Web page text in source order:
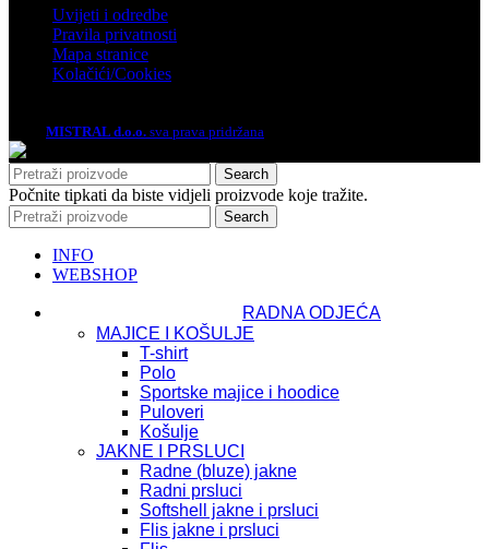
Uvijeti i odredbe
Pravila privatnosti
Mapa stranice
Kolačići/Cookies
MISTRAL d.o.o. sva prava pridržana
Search
Počnite tipkati da biste vidjeli proizvode koje tražite.
Search
INFO
WEBSHOP
RADNA ODJEĆA
MAJICE I KOŠULJE
T-shirt
Polo
Sportske majice i hoodice
Puloveri
Košulje
JAKNE I PRSLUCI
Radne (bluze) jakne
Radni prsluci
Softshell jakne i prsluci
Flis jakne i prsluci